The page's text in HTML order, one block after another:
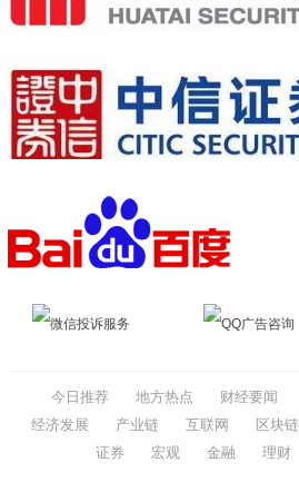
微信投诉服务 QQ广告咨询
今日推荐 地方热点 财经要闻
经济发展
产业链 互联网 区块链
证券
宏观 金融 理财